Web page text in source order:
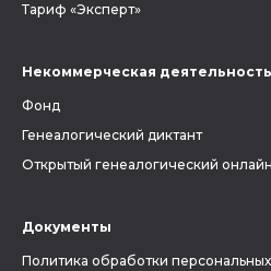
Тариф «Эксперт»
Некоммерческая деятельность
Фонд
Генеалогический диктант
Открытый генеалогический
Документы
Политика обработки